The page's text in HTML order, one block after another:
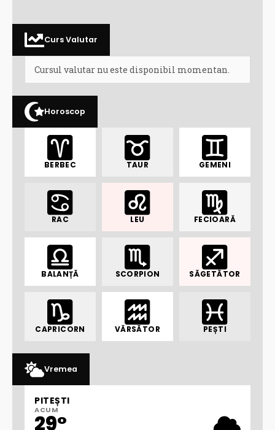
Curs Valutar
Cursul valutar nu este disponibil momentan.
Horoscop
BERBEC TAUR GEMENI
RAC LEU FECIOARĂ
BALANȚĂ SCORPION SĂGETĂTOR
CAPRICORN VĂRSĂTOR PEȘTI
Vremea
PITEȘTI
ACUM
29°